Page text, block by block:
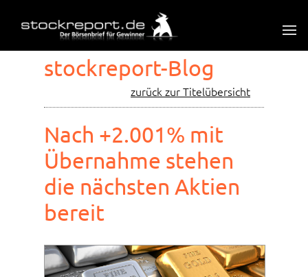
stockreport-Blog
zurück zur Titelübersicht
Nach +2.001% mit
Übernahme stehen
die nächsten Aktien
bereit